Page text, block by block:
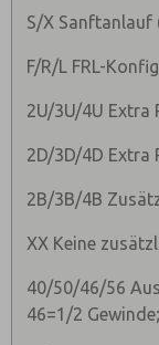
S/X Sanftanlauf
F/R/L FRL-
2U/3U/4U Extra
2D/3D/4D Extra
2B/3B/4B
XX Keine
40/50/46/56
46=1/2